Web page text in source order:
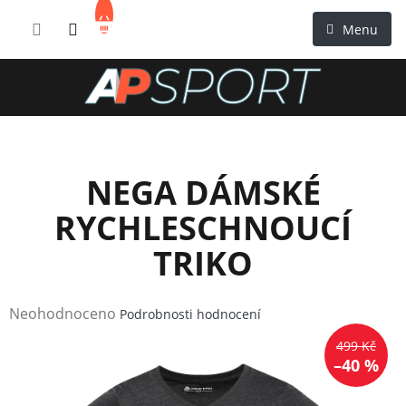
NEGA DÁMSKÉ
RYCHLESCHNOUCÍ
TRIKO
Průměrné
Neohodnoceno Podrobnosti hodnocení
499 Kč
–40 %